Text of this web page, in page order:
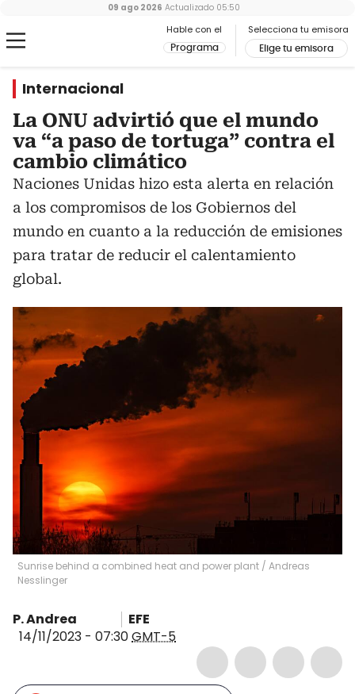
Hable con el
Programa
Selecciona tu emisora
Elige tu emisora
09 ago 2026 Actualizado 05:50
Internacional
La ONU advirtió que el mundo
va “a paso de tortuga” contra el
cambio climático
Naciones Unidas hizo esta alerta en relación
a los compromisos de los Gobiernos del
mundo en cuanto a la reducción de emisiones
para tratar de reducir el calentamiento
global.
Sunrise behind a combined heat and power plant / Andreas
Nesslinger
P. Andrea
EFE
14/11/2023 - 07:30GMT-5